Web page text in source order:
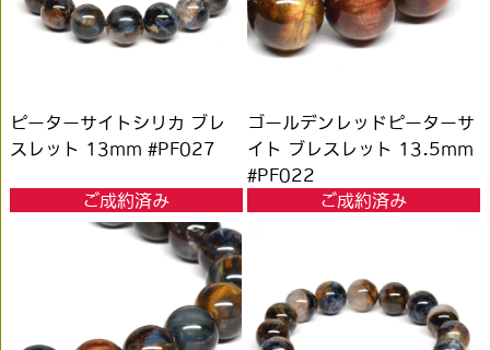
ピーターサイトシリカ ブレ
スレット 13mm #PF027
ご成約済み
ゴールデンレッドピーターサ
イト ブレスレット 13.5mm
#PF022
ご成約済み